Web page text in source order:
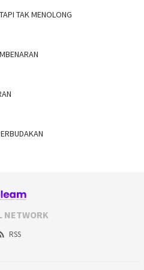
TAK MENOLONG
NETWORK
RSS